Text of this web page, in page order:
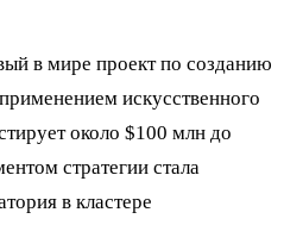
в мире проект по созданию
искусственного
около $100 млн до
стратегии стала
в кластере